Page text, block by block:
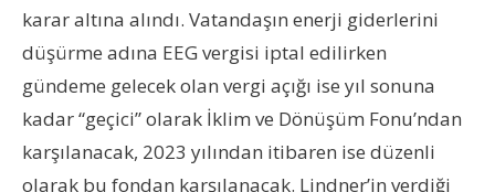
karar altına alındı. Vatandaşın enerji giderlerini
düşürme adına EEG vergisi iptal edilirken
gündeme gelecek olan vergi açığı ise yıl sonuna
kadar “geçici” olarak İklim ve Dönüşüm Fonu’ndan
karşılanacak, 2023 yılından itibaren ise düzenli
olarak bu fondan karşılanacak. Lindner’in verdiği